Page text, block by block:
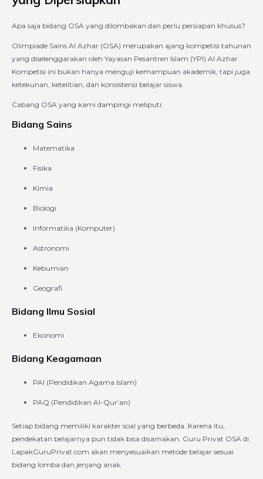
Apa saja bidang OSA yang dilombakan dan perlu persiapan khusus?
Olimpiade Sains Al Azhar (OSA) merupakan ajang kompetisi tahunan
yang diselenggarakan oleh Yayasan Pesantren Islam (YPI) Al Azhar.
Kompetisi ini bukan hanya menguji kemampuan akademik, tapi juga
ketekunan, ketelitian, dan konsistensi belajar siswa.
Cabang OSA yang kami dampingi meliputi:
Bidang Sains
Matematika
Fisika
Kimia
Biologi
Informatika (Komputer)
Astronomi
Kebumian
Geografi
Bidang Ilmu Sosial
Ekonomi
Bidang Keagamaan
PAI (Pendidikan Agama Islam)
PAQ (Pendidikan Al-Qur’an)
Setiap bidang memiliki karakter soal yang berbeda. Karena itu,
pendekatan belajarnya pun tidak bisa disamakan. Guru Privat OSA di
LapakGuruPrivat.com akan menyesuaikan metode belajar sesuai
bidang lomba dan jenjang anak.